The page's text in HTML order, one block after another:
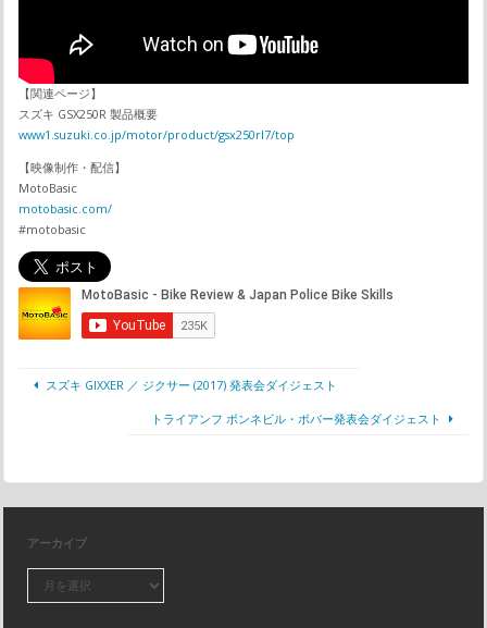
【関連ページ】
スズキ GSX250R 製品概要
www1.suzuki.co.jp/motor/product/gsx250rl7/top
【映像制作・配信】
MotoBasic
motobasic.com/
#motobasic
スズキ GIXXER ／ ジクサー (2017) 発表会ダイジェスト
トライアンフ ボンネビル・ボバー発表会ダイジェスト
アーカイブ